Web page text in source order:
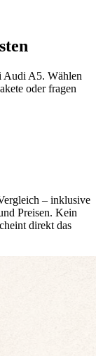
Audi A5. Wählen
oder fragen
– inklusive
Preisen. Kein
direkt das